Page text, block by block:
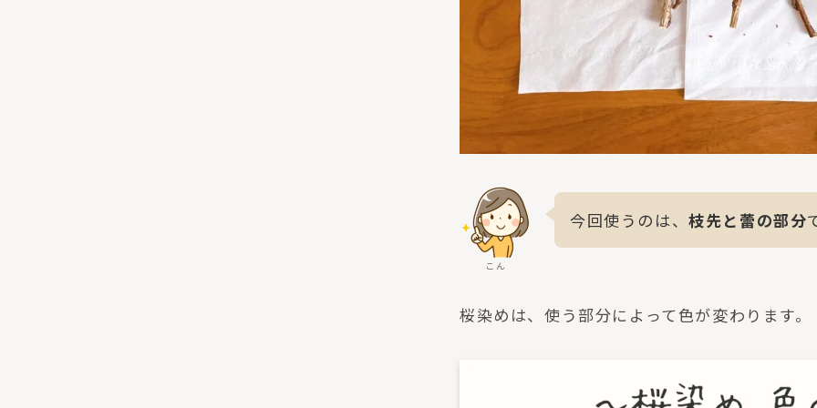
こん
今回使うのは、枝先と蕾の部分
桜染めは、使う部分によって色が変わります。